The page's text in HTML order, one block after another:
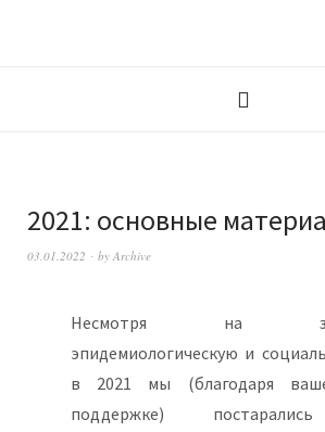
2021: основные
03.01.2022 by Archive
Несмотря на
эпидемиологическую и
в 2021 мы (благодаря
поддержке)